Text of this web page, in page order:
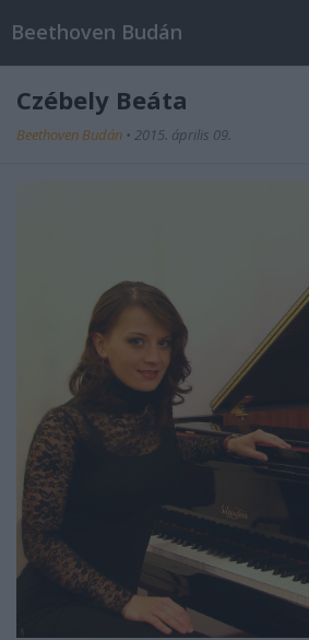
Beethoven Budán
Czébely Beáta
Beethoven Budán • 2015. április 09.